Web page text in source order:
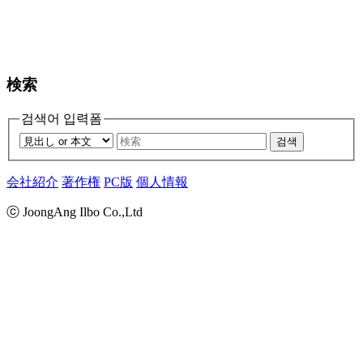
検索
검색어 입력폼
검색
会社紹介 著作権 PC版 個人情報
ⓒ JoongAng Ilbo Co.,Ltd